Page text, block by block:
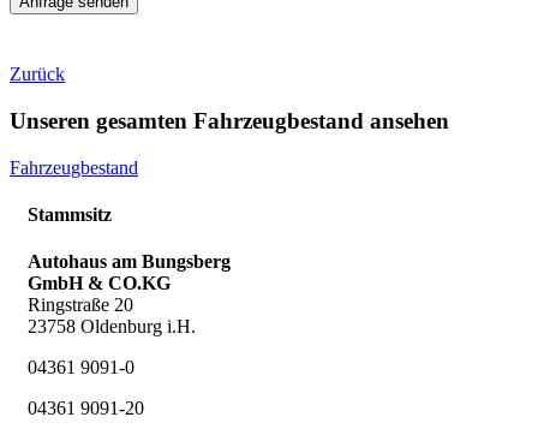
Zurück
Unseren gesamten Fahrzeugbestand ansehen
Fahrzeugbestand
Stammsitz
Autohaus am Bungsberg
GmbH & CO.KG
Ringstraße 20
23758 Oldenburg i.H.
04361 9091-0
04361 9091-20